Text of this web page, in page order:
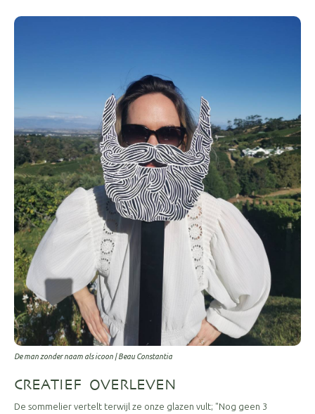
De man zonder naam als icoon | Beau Constantia
CREATIEF OVERLEVEN
De sommelier vertelt terwijl ze onze glazen vult; "Nog geen 3